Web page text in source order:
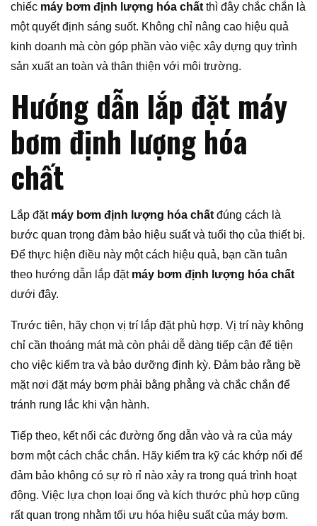
chiếc máy bơm định lượng hóa chất thì đây chắc chắn là
một quyết định sáng suốt. Không chỉ nâng cao hiệu quả
kinh doanh mà còn góp phần vào việc xây dựng quy trình
sản xuất an toàn và thân thiện với môi trường.
Hướng dẫn lắp đặt máy
bơm định lượng hóa
chất
Lắp đặt máy bơm định lượng hóa chất đúng cách là
bước quan trọng đảm bảo hiệu suất và tuổi thọ của thiết bị.
Để thực hiện điều này một cách hiệu quả, bạn cần tuân
theo hướng dẫn lắp đặt máy bơm định lượng hóa chất
dưới đây.
Trước tiên, hãy chọn vị trí lắp đặt phù hợp. Vị trí này không
chỉ cần thoáng mát mà còn phải dễ dàng tiếp cận để tiện
cho việc kiểm tra và bảo dưỡng định kỳ. Đảm bảo rằng bề
mặt nơi đặt máy bơm phải bằng phẳng và chắc chắn để
tránh rung lắc khi vận hành.
Tiếp theo, kết nối các đường ống dẫn vào và ra của máy
bơm một cách chắc chắn. Hãy kiểm tra kỹ các khớp nối để
đảm bảo không có sự rò rỉ nào xảy ra trong quá trình hoạt
động. Việc lựa chọn loại ống và kích thước phù hợp cũng
rất quan trọng nhằm tối ưu hóa hiệu suất của máy bơm.